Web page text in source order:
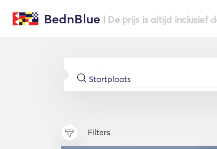
BednBlue | De prijs is altijd inclusief
Filters